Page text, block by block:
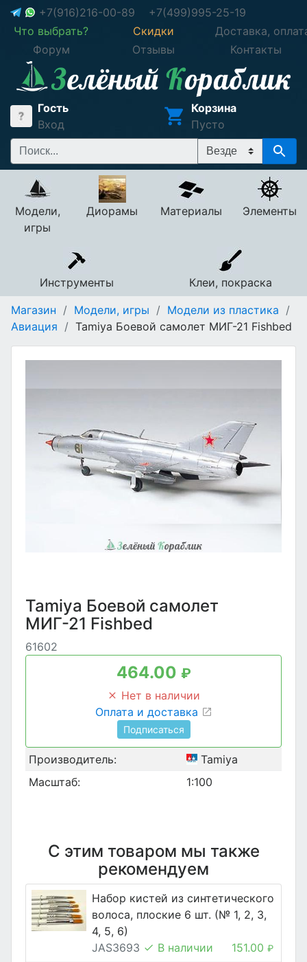
+7(916)216-00-89
+7(499)995-25-19
Что выбрать?
Скидки
Доставка,
Форум
Отзывы Контакты
Гость
Вход
Корзина
Пусто
Модели,
игры
Диорамы Материалы Элементы
Инструменты
Клеи, покраска
Магазин / Модели, игры / Модели из пластика /
Авиация / Tamiya Боевой самолет МИГ-21 Fishbed
Tamiya Боевой самолет
МИГ-21 Fishbed
61602
464.00 ₽
Нет в наличии
Оплата и доставка
Подписаться
Производитель:
Tamiya
Масштаб:
1:100
С этим товаром мы также
рекомендуем
Набор кистей из синтетического
волоса, плоские 6 шт. (№ 1, 2, 3,
4, 5, 6)
JAS3693
В наличии 151.00 ₽